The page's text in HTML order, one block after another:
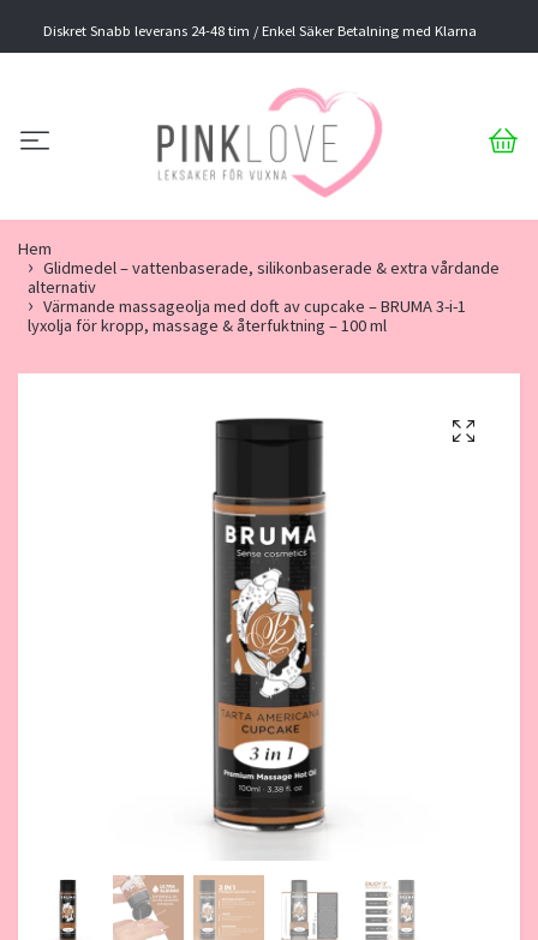
Diskret Snabb leverans 24-48 tim / Enkel Säker Betalning med Klarna
Hem
Glidmedel – vattenbaserade, silikonbaserade & extra vårdande
alternativ
Värmande massageolja med doft av cupcake – BRUMA 3-i-1
lyxolja för kropp, massage & återfuktning – 100 ml